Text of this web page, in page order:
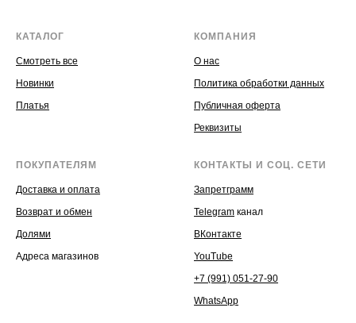
КАТАЛОГ
Смотреть все
Новинки
Платья
КОМПАНИЯ
О нас
Политика обработки данных
Публичная оферта
Реквизиты
ПОКУПАТЕЛЯМ
Доставка и оплата
Возврат и обмен
Долями
Адреса магазинов
КОНТАКТЫ И СОЦ. СЕТИ
Запретграмм
Telegram канал
ВКонтакте
YouTube
+7 (991) 051-27-90
WhatsApp